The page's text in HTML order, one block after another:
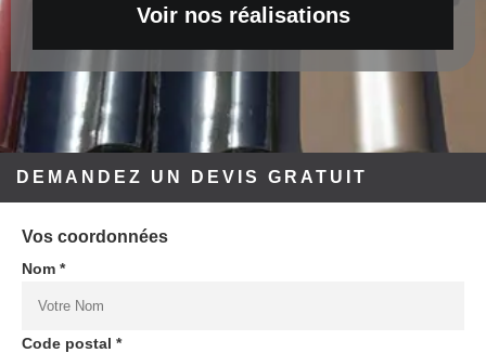
Voir nos réalisations
DEMANDEZ UN DEVIS GRATUIT
Vos coordonnées
Nom *
Code postal *